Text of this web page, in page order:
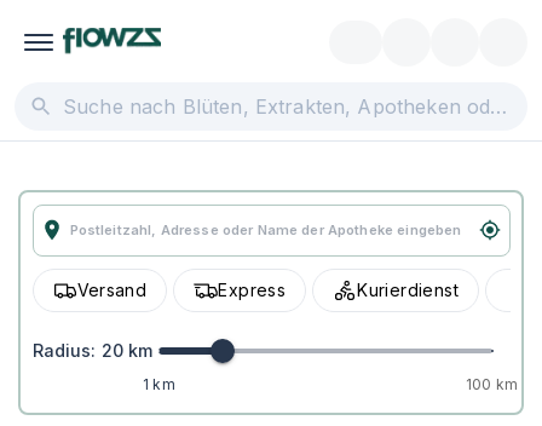
Versand Express Kurierdienst
Radius: 20 km
1 km 100 km